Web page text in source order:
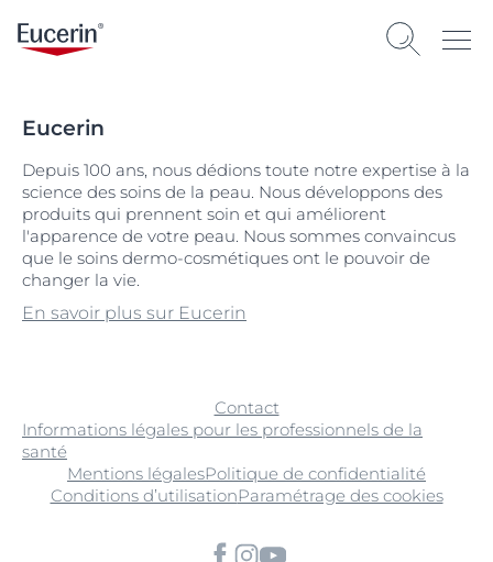
Eucerin
Depuis 100 ans, nous dédions toute notre expertise à la
science des soins de la peau. Nous développons des
produits qui prennent soin et qui améliorent
l'apparence de votre peau. Nous sommes convaincus
que le soins dermo-cosmétiques ont le pouvoir de
changer la vie.
En savoir plus sur Eucerin
Contact
Informations légales pour les professionnels de la
santé
Mentions légalesPolitique de confidentialité
Conditions d’utilisationParamétrage des cookies